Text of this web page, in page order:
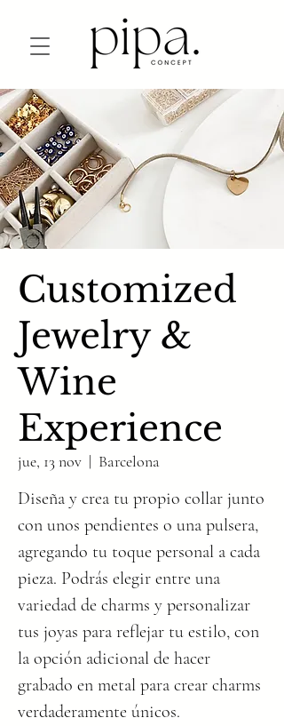
Customized
Jewelry &
Wine
Experience
jue, 13 nov
  |
Barcelona
Diseña y crea tu propio collar junto
con unos pendientes o una pulsera,
agregando tu toque personal a cada
pieza. Podrás elegir entre una
variedad de charms y personalizar
tus joyas para reflejar tu estilo, con
la opción adicional de hacer
grabado en metal para crear charms
verdaderamente únicos.